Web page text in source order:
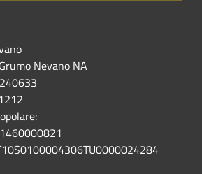
Nevano NA